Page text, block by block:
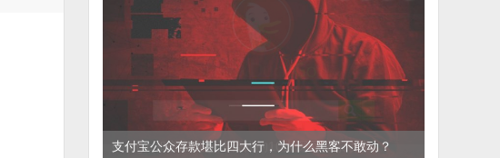
支付宝公众存款堪比四大行，为什么黑客不敢动？